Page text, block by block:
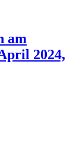
am
2024,